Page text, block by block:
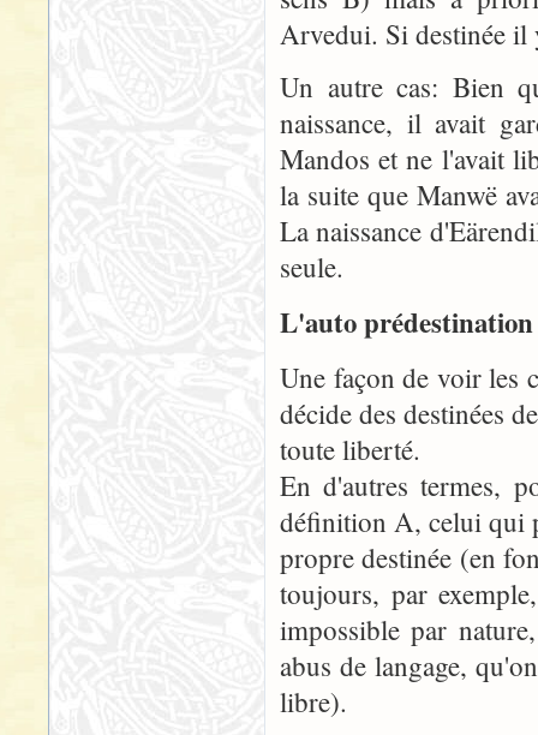
Arvedui. Si destinée il
Un autre cas: Bien
naissance, il avait
Mandos et ne l'avait
la suite que Manwë
La naissance
seule.
L'auto
Une façon de voir les
décide des destinées
toute liberté.
En d'autres termes,
définition A, celui qui
propre destinée (en
toujours, par
impossible par
abus de langage,
libre).